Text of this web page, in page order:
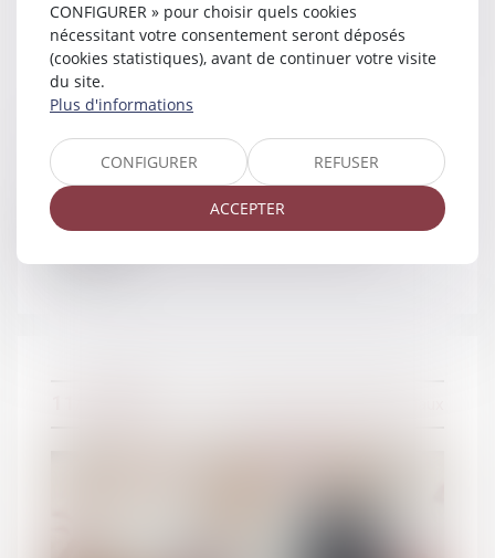
Usage du nom d'épouse après le
CONFIGURER » pour choisir quels cookies
nécessitant votre consentement seront déposés
(cookies statistiques), avant de continuer votre visite
du site.
Plus d'informations
CONFIGURER REFUSER
ACCEPTER